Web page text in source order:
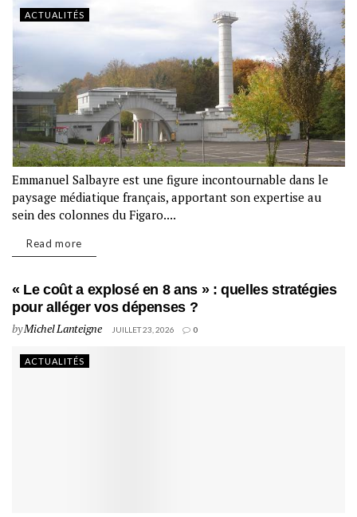
ACTUALITÉS
Emmanuel Salbayre est une figure incontournable dans le
paysage médiatique français, apportant son expertise au
sein des colonnes du Figaro....
Read more
« Le coût a explosé en 8 ans » : quelles stratégies
pour alléger vos dépenses ?
byMichel Lanteigne JUILLET 23, 2026 0
ACTUALITÉS